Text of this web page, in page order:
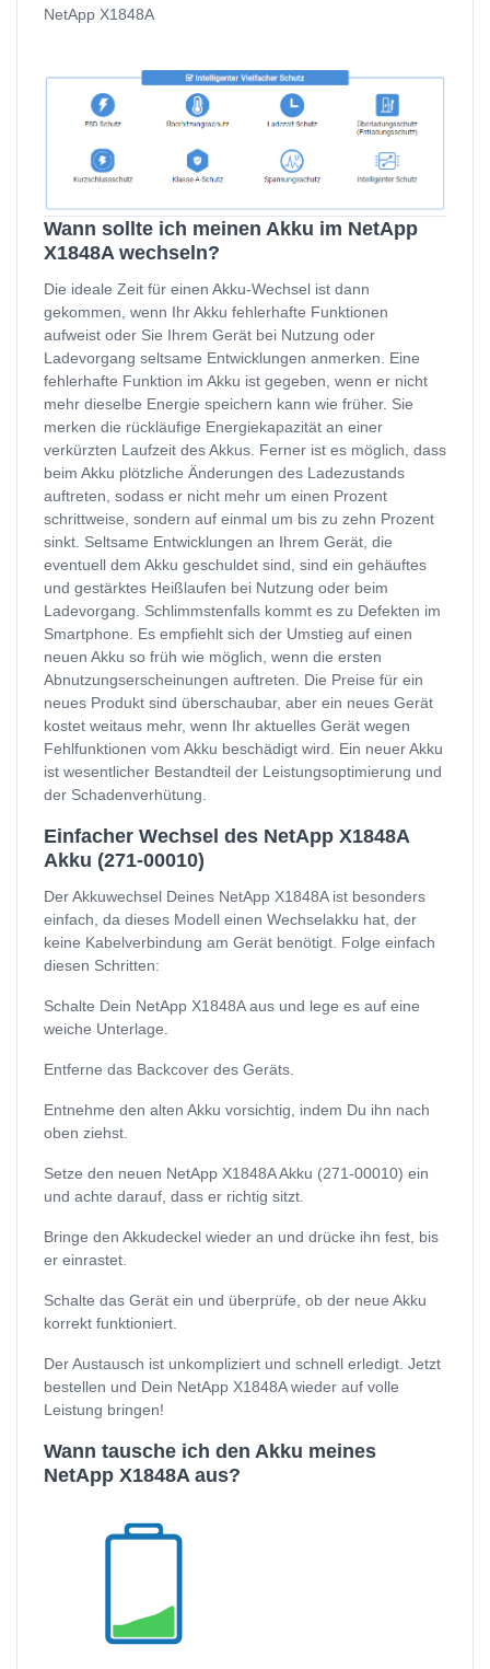
NetApp X1848A
Wann sollte ich meinen Akku im NetApp
X1848A wechseln?
Die ideale Zeit für einen Akku-Wechsel ist dann
gekommen, wenn Ihr Akku fehlerhafte Funktionen
aufweist oder Sie Ihrem Gerät bei Nutzung oder
Ladevorgang seltsame Entwicklungen anmerken. Eine
fehlerhafte Funktion im Akku ist gegeben, wenn er nicht
mehr dieselbe Energie speichern kann wie früher. Sie
merken die rückläufige Energiekapazität an einer
verkürzten Laufzeit des Akkus. Ferner ist es möglich, dass
beim Akku plötzliche Änderungen des Ladezustands
auftreten, sodass er nicht mehr um einen Prozent
schrittweise, sondern auf einmal um bis zu zehn Prozent
sinkt. Seltsame Entwicklungen an Ihrem Gerät, die
eventuell dem Akku geschuldet sind, sind ein gehäuftes
und gestärktes Heißlaufen bei Nutzung oder beim
Ladevorgang. Schlimmstenfalls kommt es zu Defekten im
Smartphone. Es empfiehlt sich der Umstieg auf einen
neuen Akku so früh wie möglich, wenn die ersten
Abnutzungserscheinungen auftreten. Die Preise für ein
neues Produkt sind überschaubar, aber ein neues Gerät
kostet weitaus mehr, wenn Ihr aktuelles Gerät wegen
Fehlfunktionen vom Akku beschädigt wird. Ein neuer Akku
ist wesentlicher Bestandteil der Leistungsoptimierung und
der Schadenverhütung.
Einfacher Wechsel des NetApp X1848A
Akku (271-00010)
Der Akkuwechsel Deines NetApp X1848A ist besonders
einfach, da dieses Modell einen Wechselakku hat, der
keine Kabelverbindung am Gerät benötigt. Folge einfach
diesen Schritten:
Schalte Dein NetApp X1848A aus und lege es auf eine
weiche Unterlage.
Entferne das Backcover des Geräts.
Entnehme den alten Akku vorsichtig, indem Du ihn nach
oben ziehst.
Setze den neuen NetApp X1848A Akku (271-00010) ein
und achte darauf, dass er richtig sitzt.
Bringe den Akkudeckel wieder an und drücke ihn fest, bis
er einrastet.
Schalte das Gerät ein und überprüfe, ob der neue Akku
korrekt funktioniert.
Der Austausch ist unkompliziert und schnell erledigt. Jetzt
bestellen und Dein NetApp X1848A wieder auf volle
Leistung bringen!
Wann tausche ich den Akku meines
NetApp X1848A aus?